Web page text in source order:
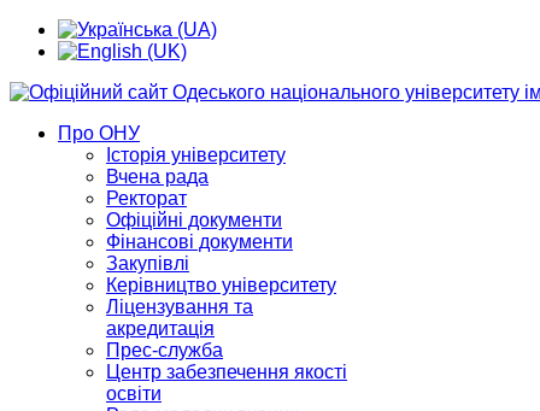
Про ОНУ
Історія університету
Вчена рада
Ректорат
Офіційні документи
Фінансові документи
Закупівлі
Керівництво університету
Ліцензування та
акредитація
Прес-служба
Центр забезпечення якості
освіти